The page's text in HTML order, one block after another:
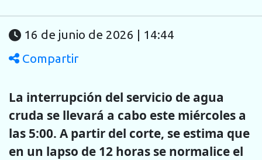
16 de junio de 2026 | 14:44
Compartir
La interrupción del servicio de agua
cruda se llevará a cabo este miércoles a
las 5:00. A partir del corte, se estima que
en un lapso de 12 horas se normalice el